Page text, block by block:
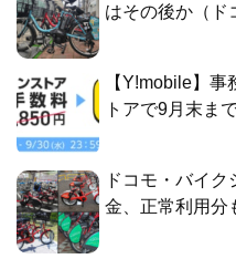
はその後か（ド
【Y!mobile】
トアで9月末ま
ドコモ・バイ
金、正常利用分